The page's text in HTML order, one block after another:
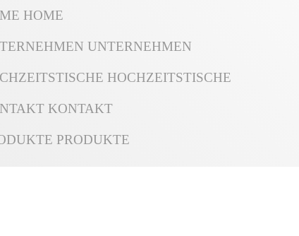
HOME
UNTERNEHMEN
HOCHZEITSTISCHE
KONTAKT
PRODUKTE